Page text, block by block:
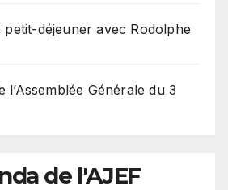
déjeuner avec Rodolphe
l’Assemblée Générale du 3
de l'AJEF